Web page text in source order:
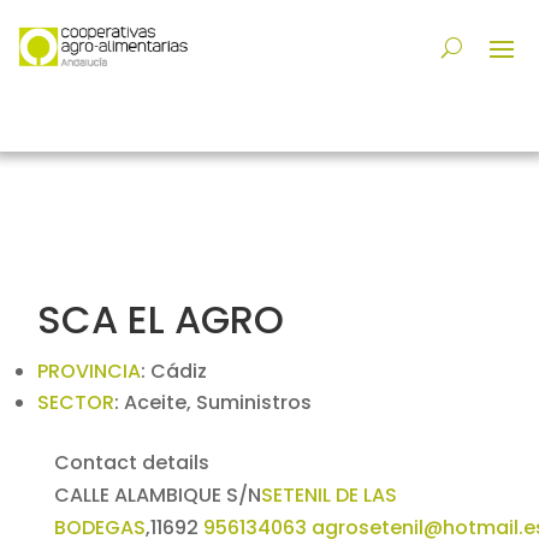
SCA EL AGRO
PROVINCIA: Cádiz
SECTOR: Aceite, Suministros
Contact details
CALLE ALAMBIQUE S/NSETENIL DE LAS
BODEGAS,11692 956134063